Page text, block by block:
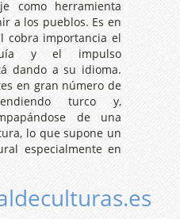
como herramienta
a los pueblos. Es en
cobra importancia el
y el impulso
dando a su idioma.
en gran número de
turco y,
de una
lo que supone un
especialmente en